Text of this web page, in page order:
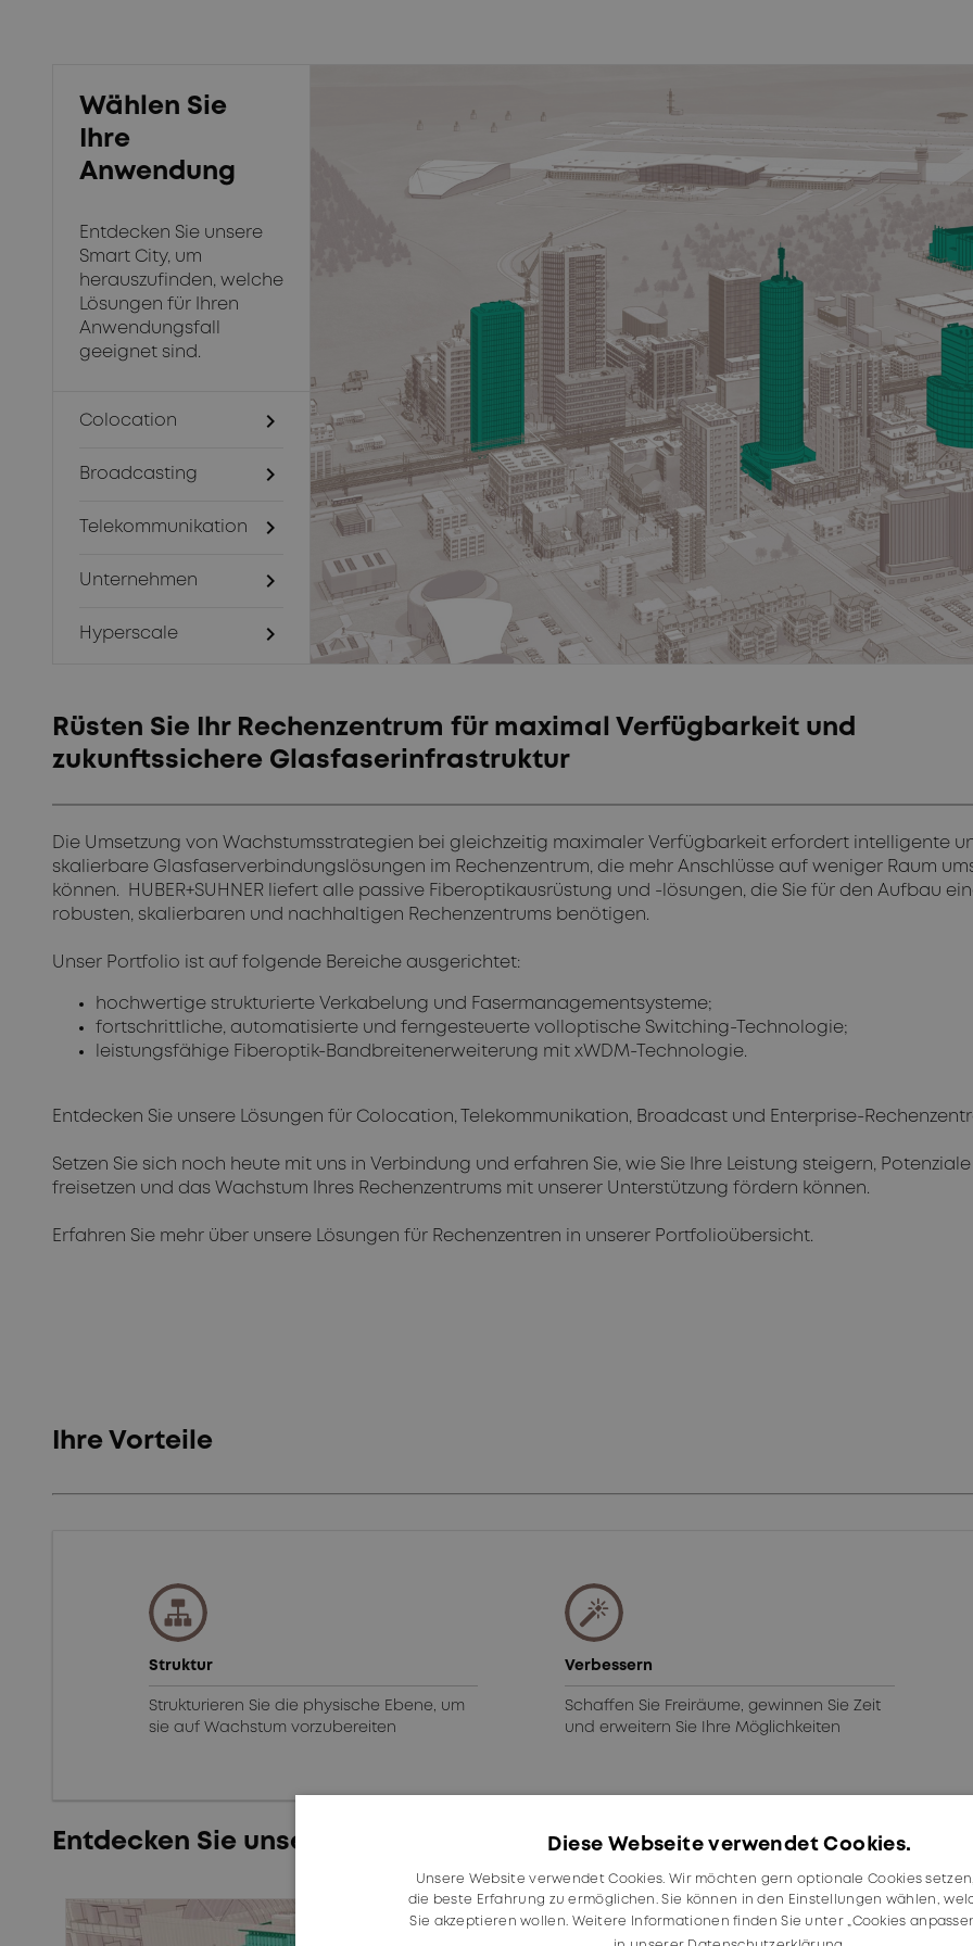
Wählen Sie
Ihre
Anwendung
Entdecken Sie unsere
Smart City, um
herauszufinden, welche
Lösungen für Ihren
Anwendungsfall
geeignet sind.
Colocation chevron_right
Broadcasting chevron_right
Telekommunikation chevron_right
Unternehmen chevron_right
Hyperscale chevron_right
Rüsten Sie Ihr Rechenzentrum für maximal Verfügbarkeit und
zukunftssichere Glasfaserinfrastruktur
Die Umsetzung von Wachstumsstrategien bei gleichzeitig maximaler Verfügbarkeit erfordert intelligente
skalierbare Glasfaserverbindungslösungen im Rechenzentrum, die mehr Anschlüsse auf weniger Raum
können. HUBER+SUHNER liefert alle passive Fiberoptikausrüstung und -lösungen, die Sie für den Aufbau
robusten, skalierbaren und nachhaltigen Rechenzentrums benötigen.
Unser Portfolio ist auf folgende Bereiche ausgerichtet:
hochwertige strukturierte Verkabelung und Fasermanagementsysteme;
fortschrittliche, automatisierte und ferngesteuerte volloptische Switching-Technologie;
leistungsfähige Fiberoptik-Bandbreitenerweiterung mit xWDM-Technologie.
Entdecken Sie unsere Lösungen für Colocation, Telekommunikation, Broadcast und Enterprise-
Setzen Sie sich noch heute mit uns in Verbindung und erfahren Sie, wie Sie Ihre Leistung steigern, Potenziale
freisetzen und das Wachstum Ihres Rechenzentrums mit unserer Unterstützung fördern können.
Erfahren Sie mehr über unsere Lösungen für Rechenzentren in unserer Portfolioübersicht.
Ihre Vorteile
Struktur
Strukturieren Sie die physische Ebene, um
sie auf Wachstum vorzubereiten
Verbessern
Schaffen Sie Freiräume, gewinnen Sie Zeit
und erweitern Sie Ihre Möglichkeiten
Entdecken Sie unsere Anwendungen in:Diese Webseite verwendet Cookies.
Unsere Website verwendet Cookies. Wir möchten gern optionale Cookies
die beste Erfahrung zu ermöglichen. Sie können in den Einstellungen wählen,
Sie akzeptieren wollen. Weitere Informationen finden Sie unter „Cookies